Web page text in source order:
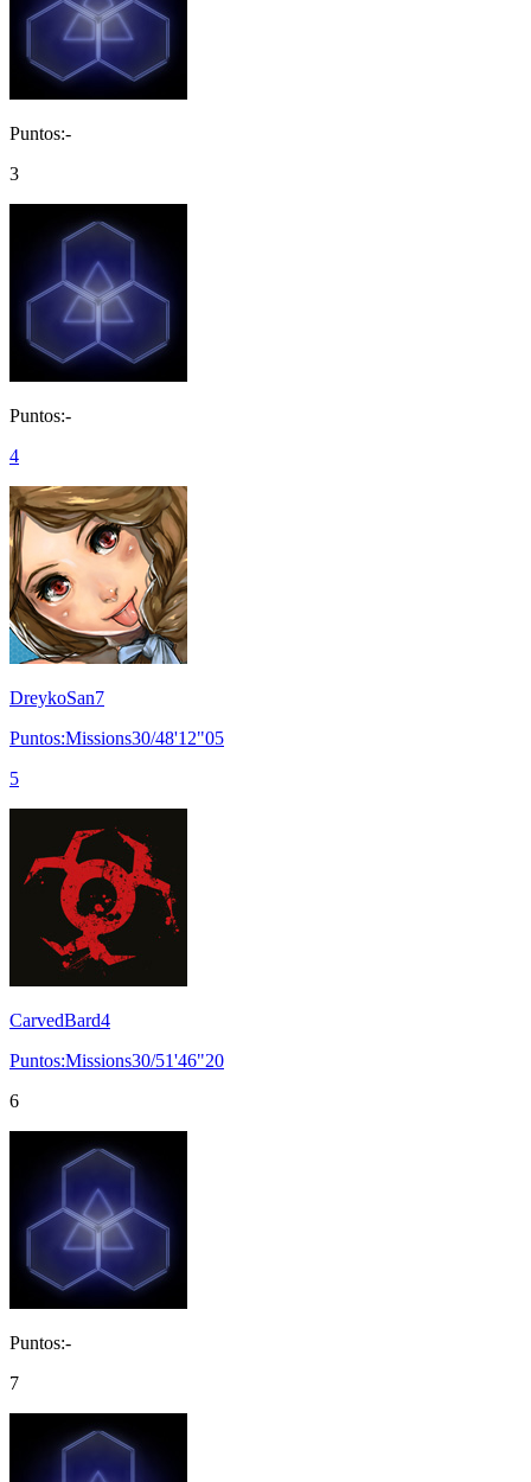
Puntos:-
3
Puntos:-
4
DreykoSan7
Puntos:Missions30/48'12"05
5
CarvedBard4
Puntos:Missions30/51'46"20
6
Puntos:-
7